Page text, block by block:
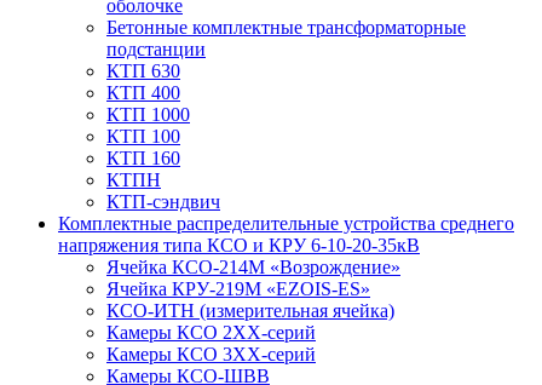
оболочке
Бетонные комплектные трансформаторные
подстанции
КТП 630
КТП 400
КТП 1000
КТП 100
КТП 160
КТПН
КТП-сэндвич
Комплектные распределительные устройства среднего
напряжения типа КСО и КРУ 6-10-20-35кВ
Ячейка КСО-214М «Возрождение»
Ячейка КРУ-219М «EZOIS-ES»
КСО-ИТН (измерительная ячейка)
Камеры КСО 2ХХ-серий
Камеры КСО 3ХХ-серий
Камеры КСО-ШВВ